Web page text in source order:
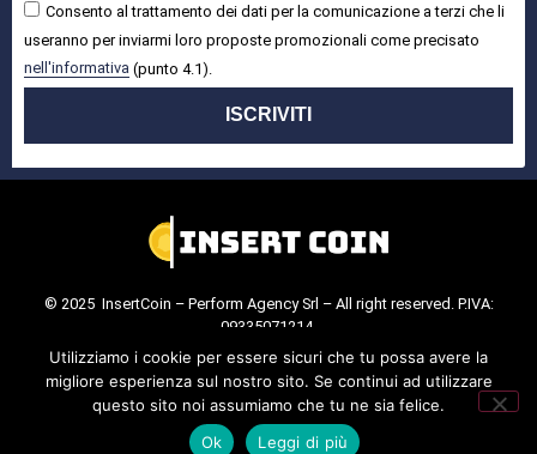
Consento al trattamento dei dati per la comunicazione a terzi che li
useranno per inviarmi loro proposte promozionali come precisato
nell'informativa (punto 4.1).
ISCRIVITI
© 2025 InsertCoin – Perform Agency Srl – All right reserved. P.IVA:
09335071214.
Cookie Policy
Privacy Policy.
Utilizziamo i cookie per essere sicuri che tu possa avere la
migliore esperienza sul nostro sito. Se continui ad utilizzare
questo sito noi assumiamo che tu ne sia felice.
Ok
Leggi di più